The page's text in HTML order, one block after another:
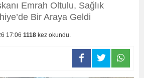
Emrah Oltulu, Sağlık
Bir Araya Geldi
17:06 1118 kez okundu.